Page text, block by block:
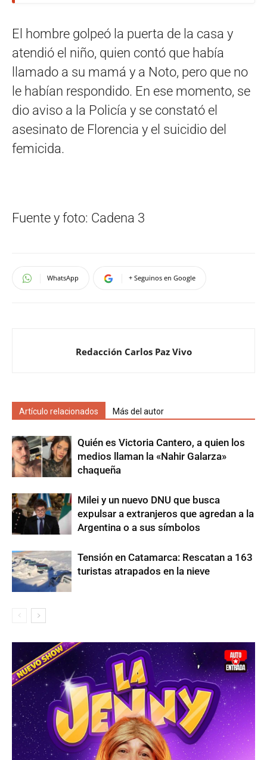
El hombre golpeó la puerta de la casa y
atendió el niño, quien contó que había
llamado a su mamá y a Noto, pero que no
le habían respondido. En ese momento, se
dio aviso a la Policía y se constató el
asesinato de Florencia y el suicidio del
femicida.
Fuente y foto: Cadena 3
WhatsApp + Seguinos en Google
Redacción Carlos Paz Vivo
Artículo relacionados Más del autor
Quién es Victoria Cantero, a quien los
medios llaman la «Nahir Galarza»
chaqueña
Milei y un nuevo DNU que busca
expulsar a extranjeros que agredan a la
Argentina o a sus símbolos
Tensión en Catamarca: Rescatan a 163
turistas atrapados en la nieve